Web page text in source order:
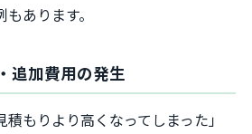
あります。
追加費用の発生
積もりより高くなってしまった」